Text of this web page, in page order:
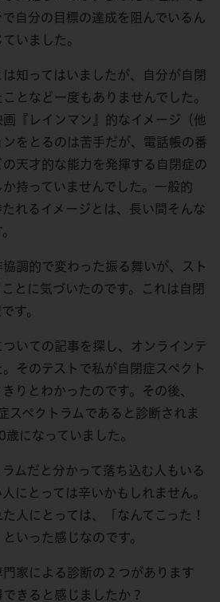
自分の目標の達成を阻んでいるん
いました。
知ってはいましたが、自分が自閉
となど一度もありませんでした。
『レインマン』的なイメージ（他
をとるのは苦手だが、電話帳の番
天才的な能力を発揮する自閉症の
持っていませんでした。一般的
れるイメージとは、長い間そんな
調的で変わった振る舞いが、スト
ことに気づいたのです。これは自閉
す。
いての記事を探し、オンラインテ
そのテストで私が自閉症スペクト
りとわかったのです。その後、
スペクトラムであると診断されま
歳になっていました。
ムだと分かって落ち込む人もいる
にとっては辛いかもしれません。
人にとっては、「なんてこった！
いった感じなのです。
門家による診断の２つがあります
きると感じましたか？